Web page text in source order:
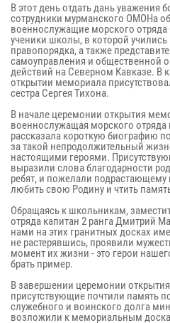
В этот день отдать дань
сотрудники мурманского ОМОНа
военнослужащие морского
ученики школы, в которой
правопорядка, а также
самоуправления и общественной
действий на Северном Кавказе. В
открытии мемориала
сестра Сергея Тихона.
В начале церемонии открытия
военнослужащая морского отряда
рассказала короткую биографию
за такой непродолжительный
настоящими героями.
выразили слова благодарности
ребят, и пожелали
любить свою Родину и чтить
Обращаясь к школьникам,
отряда капитан 2 ранга Дмитрий
нами на этих гранитных досках
не растерявшись, проявили
момент их жизни - это герои
брать пример.
В завершении церемонии
присутствующие почтили память
служебного и воинского долга
возложили к мемориальным